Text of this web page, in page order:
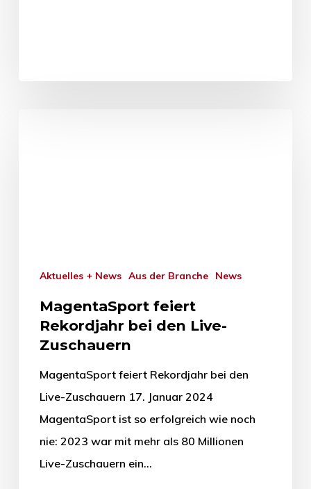
Aktuelles + News Aus der Branche News
MagentaSport feiert
Rekordjahr bei den Live-
Zuschauern
MagentaSport feiert Rekordjahr bei den
Live-Zuschauern 17. Januar 2024
MagentaSport ist so erfolgreich wie noch
nie: 2023 war mit mehr als 80 Millionen
Live-Zuschauern ein…